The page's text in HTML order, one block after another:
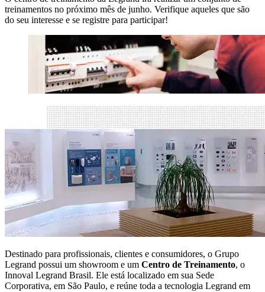
treinamentos no próximo mês de junho. Verifique aqueles que são
do seu interesse e se registre para participar!
Destinado para profissionais, clientes e consumidores, o Grupo
Legrand possui um showroom e um Centro de Treinamento, o
Innoval Legrand Brasil. Ele está localizado em sua Sede
Corporativa, em São Paulo, e reúne toda a tecnologia Legrand em